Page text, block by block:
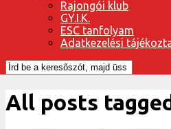
Rajongói klub
GY.I.K.
ESC tanfolyam
Adatkezelési
All posts